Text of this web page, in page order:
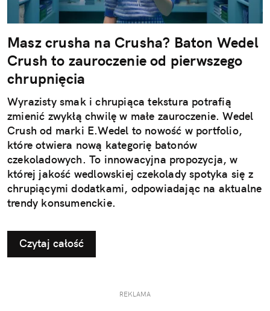
Masz crusha na Crusha? Baton Wedel
Crush to zauroczenie od pierwszego
chrupnięcia
Wyrazisty smak i chrupiąca tekstura potrafią
zmienić zwykłą chwilę w małe zauroczenie. Wedel
Crush od marki E.Wedel to nowość w portfolio,
które otwiera nową kategorię batonów
czekoladowych. To innowacyjna propozycja, w
której jakość wedlowskiej czekolady spotyka się z
chrupiącymi dodatkami, odpowiadając na aktualne
trendy konsumenckie.
Czytaj całość
REKLAMA